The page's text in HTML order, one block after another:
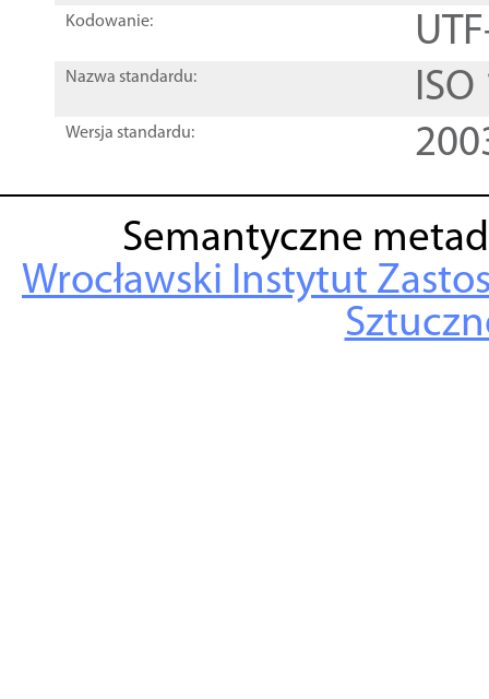
Kodowanie:
Nazwa standardu:
Wersja standardu:
Semantyczne
Wrocławski Instytut